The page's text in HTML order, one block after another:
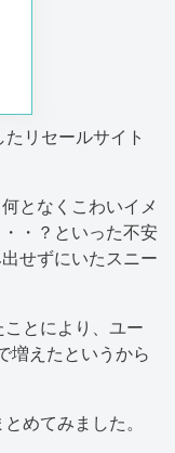
リセールサイト
となくこわいイメ
・？といった不安
せずにいたスニー
とにより、ユー
増えたというから
めてみました。